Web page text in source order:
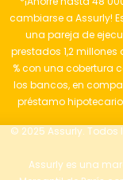
cambiarse a Assurly!
una pareja de
prestados 1,2
% con una cobertura
los bancos, en
préstamo
© 2025 Assurly. Todos
Assurly es una